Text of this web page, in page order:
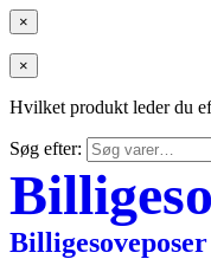
×
×
Hvilket produkt leder du
Søg efter:
Billigesoveposer